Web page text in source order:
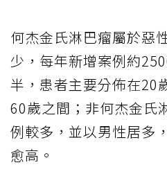
何杰金氏淋巴瘤屬於惡
少，每年新增案例約
半，患者主要分佈在20
60歲之間；非何杰金氏
例較多，並以男性居多
愈高。